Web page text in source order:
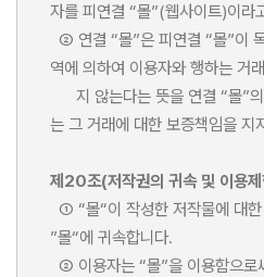
자를 피연결 “몰”(웹사이트)이라
② 연결 “몰”은 피연결 “몰”이
역에 의하여 이용자와 행하는 거
지 않는다는 뜻을 연결 “몰”의
는 그 거래에 대한 보증책임을 지
제20조(저작권의 귀속 및 이용
① “몰“이 작성한 저작물에 대
”몰“에 귀속합니다.
② 이용자는 “몰”을 이용함으로